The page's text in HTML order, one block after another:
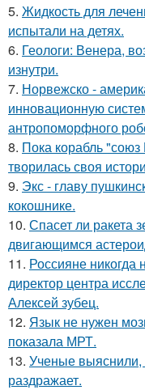
5. Жидкость для
испытали на детях.
6. Геологи: Венера,
изнутри.
7. Норвежско -
инновационную
антропоморфного
8. Пока корабль
творилась своя
9. Экс - главу
кокошнике.
10. Спасет ли ракета
двигающимся
11. Россияне
директор центра
Алексей зубец.
12. Язык не нужен
показала МРТ.
13. Ученые выяснили,
раздражает.